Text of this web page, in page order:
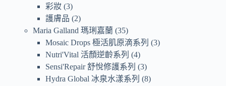
彩妝 3
護膚品
2
Maria Galland 瑪琍嘉蘭 35
Mosaic Drops 極活肌原滴系列
3
Nutri'Vital 活顏逆齡系列
4
Sensi'Repair 舒悅修護系列
3
Hydra Global 冰泉水漾系列
8